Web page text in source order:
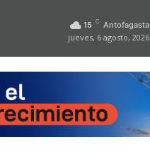
15 C Antofagasta
jueves, 6 agosto, 2026